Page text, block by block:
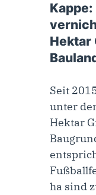
Hektar
Seit
unter
Hektar
ha sind